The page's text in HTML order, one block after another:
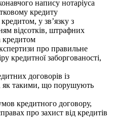
напису нотаріуса
кредиту
у зв’язку з
відсотків, штрафних
кредитом
про правильне
кредитної заборгованості,
договорів із
як такими, що порушують
кредитного договору,
про захист від кредитів